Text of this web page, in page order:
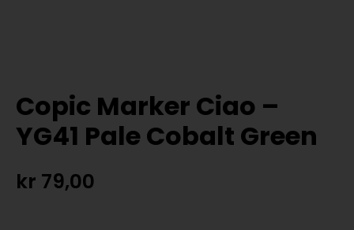
Copic Marker Ciao –
YG41 Pale Cobalt Green
kr 79,00